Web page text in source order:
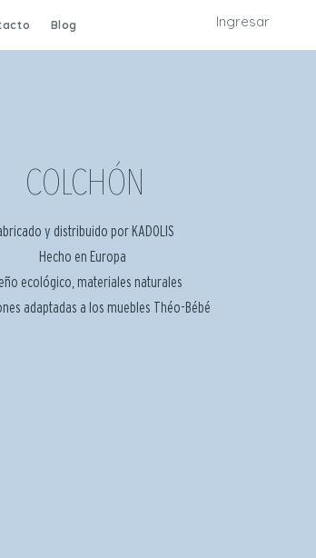
Blog Ingresar
COLCHÓN
y distribuido por KADOLIS
Hecho en Europa
ecológico, materiales naturales
adaptadas a los muebles Théo-Bébé